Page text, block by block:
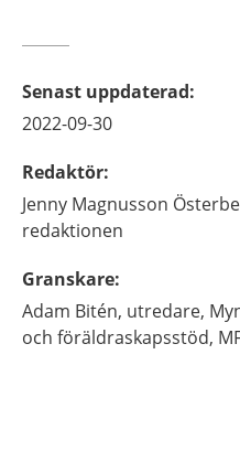
Senast uppdaterad:
2022-09-30
Redaktör:
Jenny Magnusson
redaktionen
Granskare:
Adam Bitén, utredare,
och föräldraskapsstöd,